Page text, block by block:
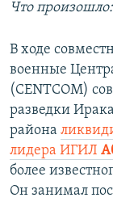
Что произошло:
В ходе
военные
(CENTCOM)
разведки
района
лидера ИГИЛ
более
Он занимал